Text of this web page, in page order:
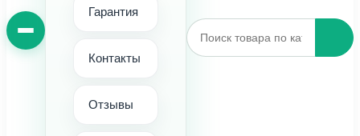
Гарантия
Контакты
Отзывы